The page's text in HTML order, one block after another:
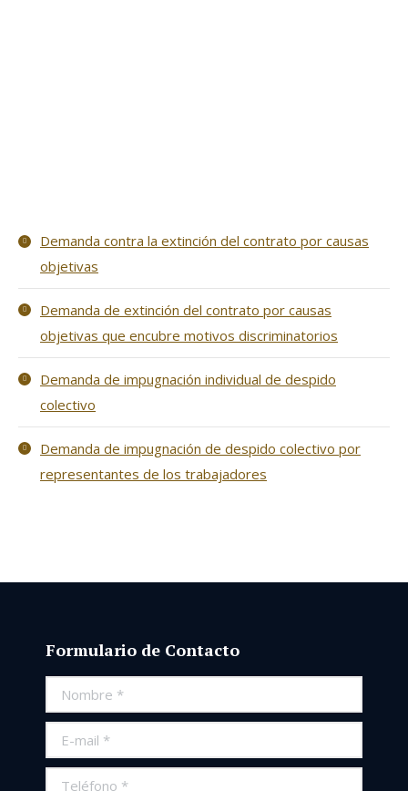
Demanda contra la extinción del contrato por causas
objetivas
Demanda de extinción del contrato por causas
objetivas que encubre motivos discriminatorios
Demanda de impugnación individual de despido
colectivo
Demanda de impugnación de despido colectivo por
representantes de los trabajadores
Formulario de Contacto
Nombre *
E-mail *
Teléfono *